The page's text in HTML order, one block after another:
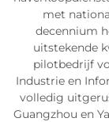
met
decennium
uitstekende
pilotbedrijf
Industrie en
volledig
Guangzhou en